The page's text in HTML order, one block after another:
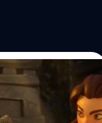
Reloaded” ที่จะ
อถือในปี 2021 !!